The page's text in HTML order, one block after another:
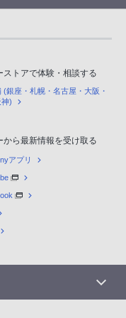
ストアで体験・相談する
(銀座・札幌・名古屋・大阪・
)
から最新情報を受け取る
アプリ